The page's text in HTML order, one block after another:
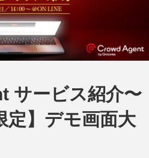
サービス紹介〜
定】デモ画面大